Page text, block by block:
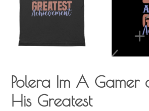
Polera Im A Gamer
His Greatest